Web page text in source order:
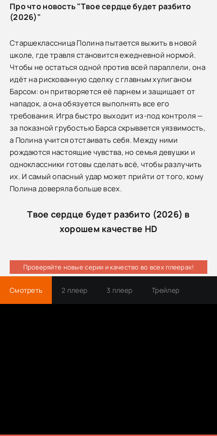
Про что новость "Твое сердце будет разбито
(2026)"
Старшеклассница Полина пытается выжить в новой
школе, где травля становится ежедневной нормой.
Чтобы не остаться одной против всей параллели, она
идёт на рискованную сделку с главным хулиганом
Барсом: он притворяется её парнем и защищает от
нападок, а она обязуется выполнять все его
требования. Игра быстро выходит из-под контроля —
за показной грубостью Барса скрывается уязвимость,
а Полина учится отстаивать себя. Между ними
рождаются настоящие чувства, но семья девушки и
одноклассники готовы сделать всё, чтобы разлучить
их. И самый опасный удар может прийти от того, кому
Полина доверяла больше всех.
Твое сердце будет разбито (2026) в
хорошем качестве HD
Проверяйте новые серии и качество во всех плеерах!
Смотреть 2 плеер 3 плеер Трейлер